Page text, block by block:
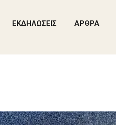
ΕΚΔΗΛΩΣΕΙΣ ΑΡΘΡΑ